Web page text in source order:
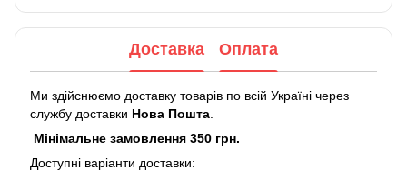
Доставка Оплата
Ми здійснюємо доставку товарів по всій Україні через
службу доставки Нова Пошта
Мінімальне замовлення 350 грн.
Доступні варіанти доставки: